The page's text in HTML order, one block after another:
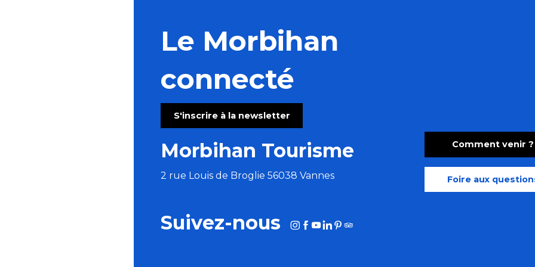
Le Morbihan
connecté
S'inscrire à la newsletter
Morbihan Tourisme
2 rue Louis de Broglie 56038 Vannes
Comment venir ?
Foire aux
Suivez-nous